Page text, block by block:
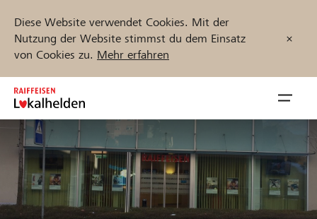
Diese Website verwendet Cookies. Mit der
Nutzung der Website stimmst du dem Einsatz
von Cookies zu. Mehr erfahren
Zum
Inhalt
springen
öffnen
Jetzt starten